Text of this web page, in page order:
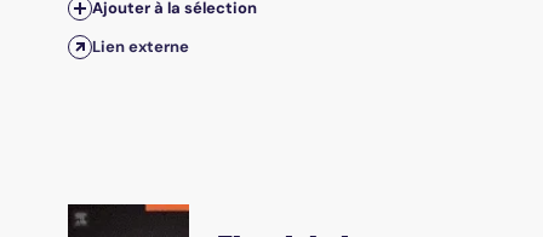
Ajouter à la sélection
Lien externe